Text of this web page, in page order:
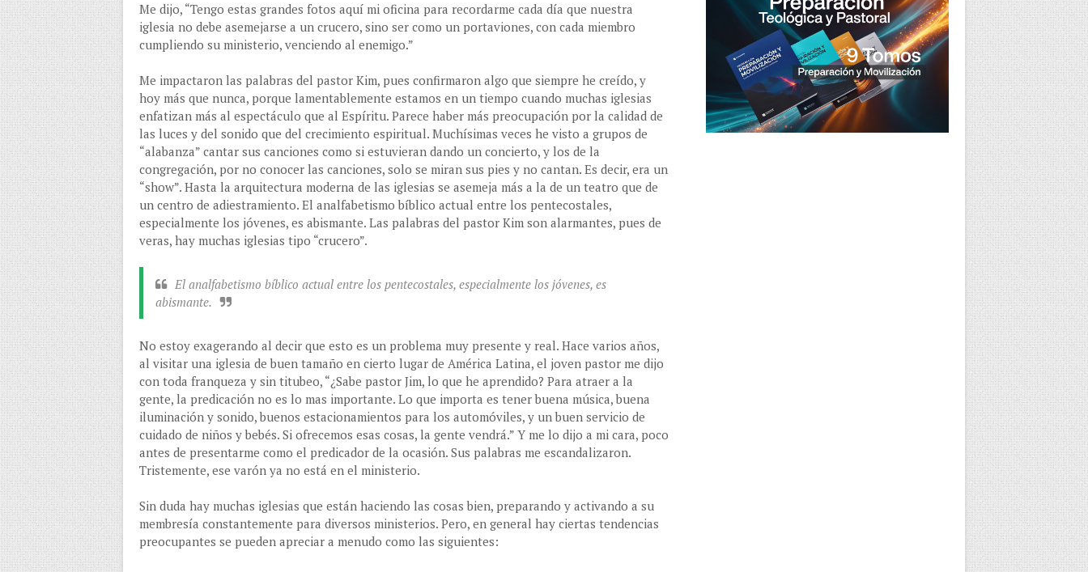
Me dijo, “Tengo estas grandes fotos aquí mi oficina para recordarme cada día que nuestra
iglesia no debe asemejarse a un crucero, sino ser como un portaviones, con cada miembro
cumpliendo su ministerio, venciendo al enemigo.”
Me impactaron las palabras del pastor Kim, pues confirmaron algo que siempre he creído, y
hoy más que nunca, porque lamentablemente estamos en un tiempo cuando muchas iglesias
enfatizan más al espectáculo que al Espíritu. Parece haber más preocupación por la calidad de
las luces y del sonido que del crecimiento espiritual. Muchísimas veces he visto a grupos de
“alabanza” cantar sus canciones como si estuvieran dando un concierto, y los de la
congregación, por no conocer las canciones, solo se miran sus pies y no cantan. Es decir, era un
“show”. Hasta la arquitectura moderna de las iglesias se asemeja más a la de un teatro que de
un centro de adiestramiento. El analfabetismo bíblico actual entre los pentecostales,
especialmente los jóvenes, es abismante. Las palabras del pastor Kim son alarmantes, pues de
veras, hay muchas iglesias tipo “crucero”.
El analfabetismo bíblico actual entre los pentecostales, especialmente los jóvenes, es
abismante.
No estoy exagerando al decir que esto es un problema muy presente y real. Hace varios años,
al visitar una iglesia de buen tamaño en cierto lugar de América Latina, el joven pastor me dijo
con toda franqueza y sin titubeo, “¿Sabe pastor Jim, lo que he aprendido? Para atraer a la
gente, la predicación no es lo mas importante. Lo que importa es tener buena música, buena
iluminación y sonido, buenos estacionamientos para los automóviles, y un buen servicio de
cuidado de niños y bebés. Si ofrecemos esas cosas, la gente vendrá.” Y me lo dijo a mi cara, poco
antes de presentarme como el predicador de la ocasión. Sus palabras me escandalizaron.
Tristemente, ese varón ya no está en el ministerio.
Sin duda hay muchas iglesias que están haciendo las cosas bien, preparando y activando a su
membresía constantemente para diversos ministerios. Pero, en general hay ciertas tendencias
preocupantes se pueden apreciar a menudo como las siguientes: